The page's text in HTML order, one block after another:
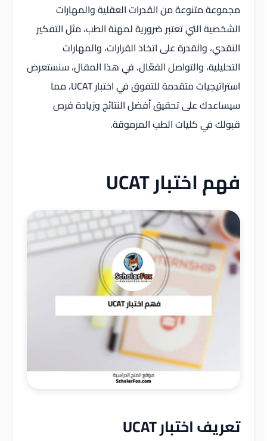
مجموعة متنوعة من القدرات العقلية والمهارات
الشخصية التي تعتبر ضرورية لمهنة الطب، مثل التفكير
النقدي، والقدرة على اتخاذ القرارات، والمهارات
التحليلية، والتواصل الفعّال. في هذا المقال، سنستعرض
استراتيجيات متقدمة للتفوق في اختبار UCAT، مما
سيساعدك على تحقيق أفضل النتائج وزيادة فرص
قبولك في كليات الطب المرموقة.
فهم اختبار UCAT
تعريف اختبار UCAT